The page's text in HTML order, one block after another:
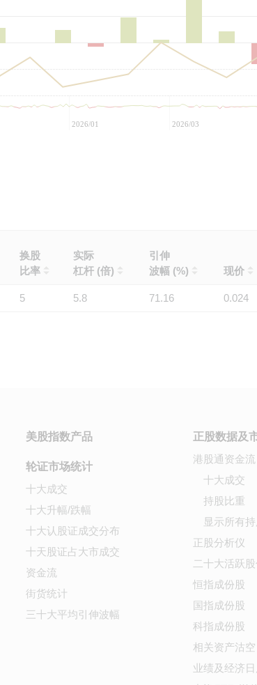
2026/01 2026/03
换股
比率
实际
杠杆 (倍)
引伸
波幅 (%)
现价
5 5.8 71.16 0.024
美股指数产品
轮证市场统计
十大成交
十大升幅/跌幅
十大认股证成交分布
十天股证占大市成交
资金流
街货统计
三十大平均引伸波幅
正股数据及
港股通资金流
十大成交
持股比重
显示所有
正股分析仪
二十大活跃
恒指成份股
国指成份股
科指成份股
相关资产沽空
业绩及经济